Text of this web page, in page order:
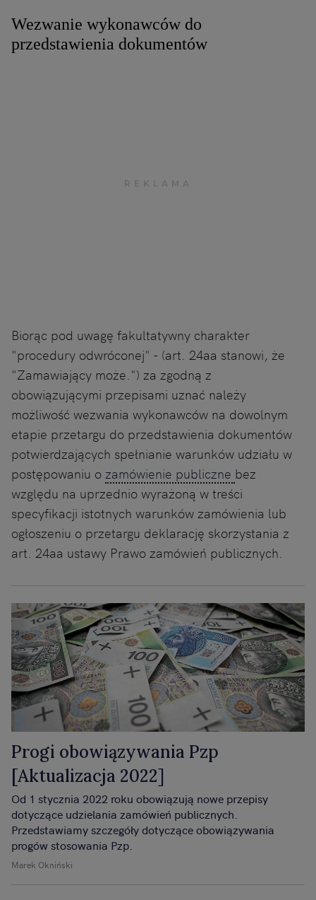
Wezwanie wykonawców do
przedstawienia dokumentów
Biorąc pod uwagę fakultatywny charakter
"procedury odwróconej" - (art. 24aa stanowi, że
"Zamawiający może.") za zgodną z
obowiązującymi przepisami uznać należy
możliwość wezwania wykonawców na dowolnym
etapie przetargu do przedstawienia dokumentów
potwierdzających spełnianie warunków udziału w
postępowaniu o zamówienie publiczne bez
względu na uprzednio wyrażoną w treści
specyfikacji istotnych warunków zamówienia lub
ogłoszeniu o przetargu deklarację skorzystania z
art. 24aa ustawy Prawo zamówień publicznych.
Progi obowiązywania Pzp
[Aktualizacja 2022]
Marek Okniński
Od 1 stycznia 2022 roku obowiązują nowe przepisy
dotyczące udzielania zamówień publicznych.
Przedstawiamy szczegóły dotyczące obowiązywania
progów stosowania Pzp.